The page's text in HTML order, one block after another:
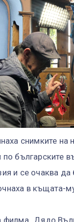
снимките
по българските
и се очаква
в къщата-
филма „Дядо